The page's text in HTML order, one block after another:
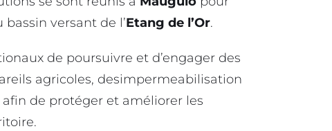
versant de l’Etang de l’Or.
de poursuivre et d’engager des
agricoles, desimpermeabilisation
afin de protéger et améliorer les